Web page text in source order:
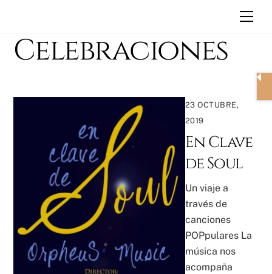
content
Celebraciones
23 OCTUBRE,
2019
En Clave
de Soul
Un viaje a
través de
canciones
POPpulares La
música nos
acompaña